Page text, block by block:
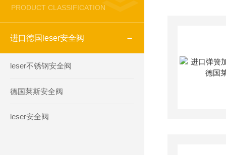
PRODUCT CLASSIFICATION
进口德国leser安全阀
leser不锈钢安全阀
德国莱斯安全阀
leser安全阀